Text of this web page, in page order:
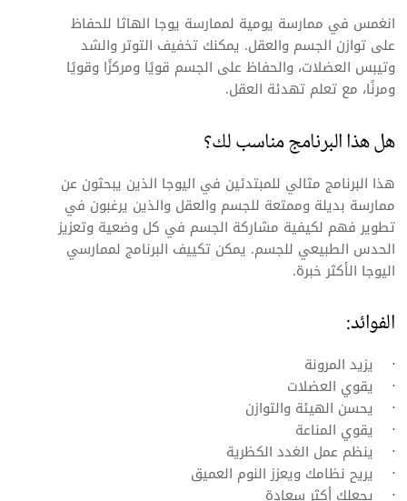
انغمس في ممارسة يومية لممارسة يوجا الهاثا للحفاظ
على توازن الجسم والعقل. يمكنك تخفيف التوتر والشد
وتيبس العضلات، والحفاظ على الجسم قويًا ومركزًا وقويًا
ومرنًا، مع تعلم تهدئة العقل.
هل هذا البرنامج مناسب لك؟
هذا البرنامج مثالي للمبتدئين في اليوجا الذين يبحثون عن
ممارسة بديلة وممتعة للجسم والعقل والذين يرغبون في
تطوير فهم لكيفية مشاركة الجسم في كل وضعية وتعزيز
الحدس الطبيعي للجسم. يمكن تكييف البرنامج لممارسي
اليوجا الأكثر خبرة.
الفوائد:
يزيد المرونة
يقوي العضلات
يحسن الهيئة والتوازن
يقوي المناعة
ينظم عمل الغدد الكظرية
يريح نظامك ويعزز النوم العميق
يجعلك أكثر سعادة